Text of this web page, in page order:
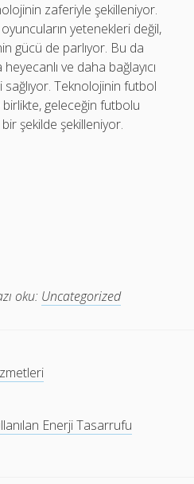
zaferiyle şekilleniyor.
yetenekleri değil,
gücü de parlıyor. Bu da
ve daha bağlayıcı
Teknolojinin futbol
birlikte, geleceğin futbolu
şekilde şekilleniyor.
oku: Uncategorized
Enerji Tasarrufu